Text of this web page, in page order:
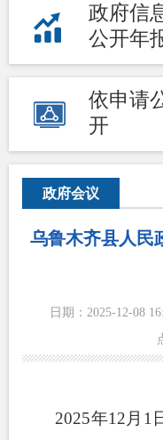
政府信
公开年
依申请
开
政府会议
乌鲁木齐县人民
日期：2025-12-08
2025年12 月 1